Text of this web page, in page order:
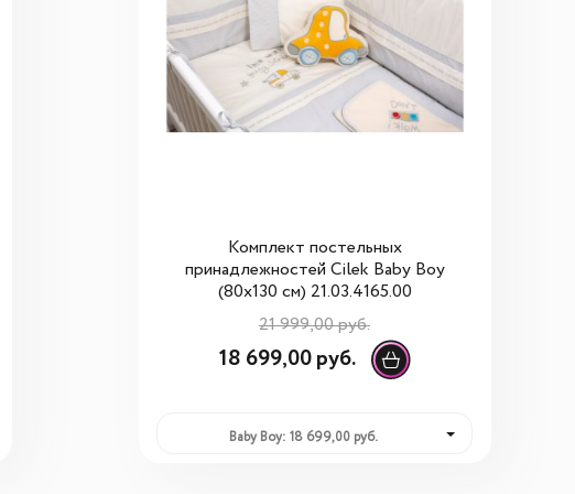
Комплект постельных
принадлежностей Cilek Baby Boy
(80x130 см) 21.03.4165.00
21 999,00 руб.
18 699,00 руб.
Baby Boy: 18 699,00 руб.